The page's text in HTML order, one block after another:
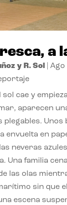
a
y R. Sol| Ago
sol cae y
aparecen
plegables. Unos
envuelta en
neveras
Una familia
las olas
sin que
escena